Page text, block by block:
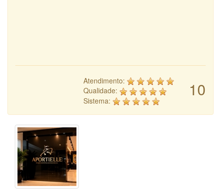
10
Atendimento:
Qualidade:
Sistema: